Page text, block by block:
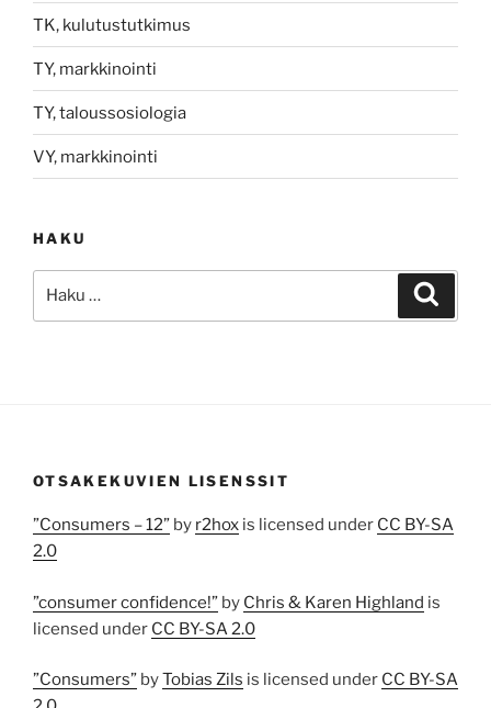
TK, kulutustutkimus
TY, markkinointi
TY, taloussosiologia
VY, markkinointi
HAKU
OTSAKEKUVIEN LISENSSIT
”Consumers – 12” by r2hox is licensed under CC BY-SA
2.0
”consumer confidence!” by Chris & Karen Highland is
licensed under CC BY-SA 2.0
”Consumers” byTobias Zils is licensed under CC BY-SA